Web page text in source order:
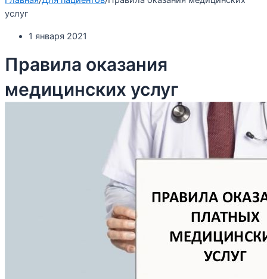
услуг
1 января 2021
Правила оказания
медицинских услуг